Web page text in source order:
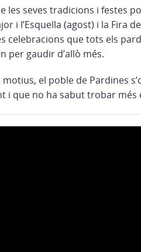
les seves tradicions i festes
i l’Esquella (agost) i la Fira
celebracions que tots els
per gaudir d’allò més.
el poble de Pardines
i que no ha sabut trobar més